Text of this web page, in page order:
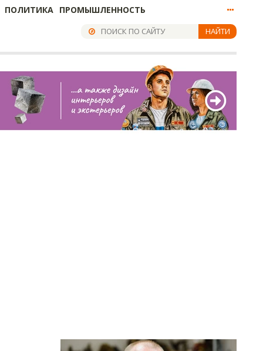
ПОЛИТИКА ПРОМЫШЛЕННОСТЬ
НАЙТИ